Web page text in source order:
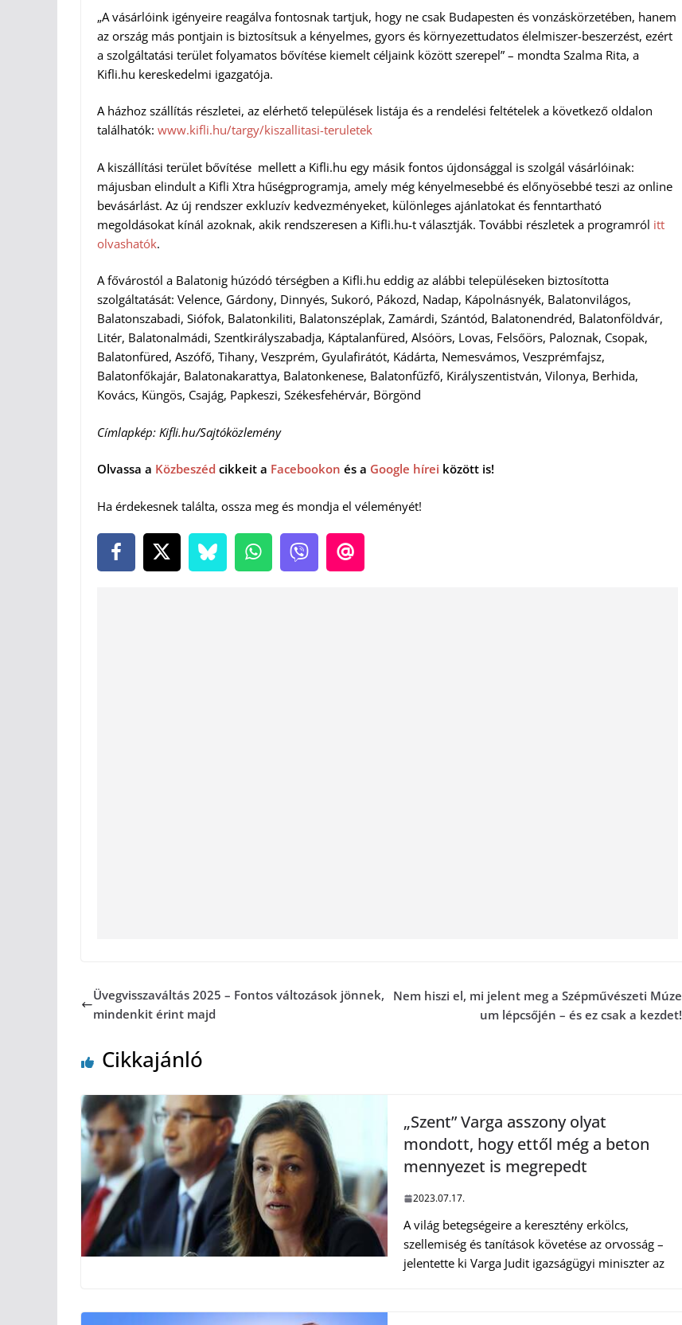
„A vásárlóink igényeire reagálva fontosnak tartjuk, hogy ne csak Budapesten és vonzáskörzetében, hanem
az ország más pontjain is biztosítsuk a kényelmes, gyors és környezettudatos élelmiszer-beszerzést, ezért
a szolgáltatási terület folyamatos bővítése kiemelt céljaink között szerepel” – mondta Szalma Rita, a
Kifli.hu kereskedelmi igazgatója.
A házhoz szállítás részletei, az elérhető települések listája és a rendelési feltételek a következő oldalon
találhatók: www.kifli.hu/targy/kiszallitasi-teruletek
A kiszállítási terület bővítése mellett a Kifli.hu egy másik fontos újdonsággal is szolgál vásárlóinak:
májusban elindult a Kifli Xtra hűségprogramja, amely még kényelmesebbé és előnyösebbé teszi az online
bevásárlást. Az új rendszer exkluzív kedvezményeket, különleges ajánlatokat és fenntartható
megoldásokat kínál azoknak, akik rendszeresen a Kifli.hu-t választják. További részletek a programról itt
olvashatók.
A fővárostól a Balatonig húzódó térségben a Kifli.hu eddig az alábbi településeken biztosította
szolgáltatását: Velence, Gárdony, Dinnyés, Sukoró, Pákozd, Nadap, Kápolnásnyék, Balatonvilágos,
Balatonszabadi, Siófok, Balatonkiliti, Balatonszéplak, Zamárdi, Szántód, Balatonendréd, Balatonföldvár,
Litér, Balatonalmádi, Szentkirályszabadja, Káptalanfüred, Alsóörs, Lovas, Felsőörs, Paloznak, Csopak,
Balatonfüred, Aszófő, Tihany, Veszprém, Gyulafirátót, Kádárta, Nemesvámos, Veszprémfajsz,
Balatonfőkajár, Balatonakarattya, Balatonkenese, Balatonfűzfő, Királyszentistván, Vilonya, Berhida,
Kovács, Küngös, Csajág, Papkeszi, Székesfehérvár, Börgönd
Címlapkép: Kifli.hu/Sajtóközlemény
Olvassa a Közbeszéd cikkeit a Facebookon és a Google hírei között is!
Ha érdekesnek találta, ossza meg és mondja el véleményét!
Üvegvisszaváltás 2025 – Fontos változások jönnek,
mindenkit érint majd
Nem hiszi el, mi jelent meg a Szépművészeti Múze
um lépcsőjén – és ez csak a kezdet!
Cikkajánló
„Szent” Varga asszony olyat
mondott, hogy ettől még a beton
mennyezet is megrepedt
2023.07.17.
A világ betegségeire a keresztény erkölcs,
szellemiség és tanítások követése az orvosság –
jelentette ki Varga Judit igazságügyi miniszter az